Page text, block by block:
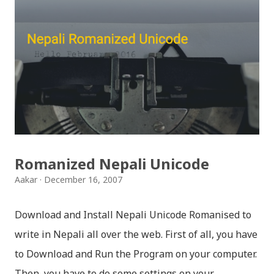
Download Patriotic Nepali Song: जहाँ छन् बुध्दका आँखा /
jaha chhan buddha ka aakha - bhaktaraj acharya
Download Patriotic Nepali Song: नेपालले के गर्यो मलाई, भन्न
छोडिदेउ Download: रातो र चन्द्र सुर्य / raato ra chandra
surya (रचनाकार: गोपाल प्रसाद रिमाल, गायक: फत्तेमान, संगीत:
अम्बर गुरुङ) Download: सयथरि बाजा एउटै ताल / saya thari
मरेपनि मेरो देश बाँचिराखोस / ma marepan...
Romanized Nepali Unicode
Aakar December 16, 2007
Download and Install Nepali Unicode Romanised to
write in Nepali all over the web. First of all, you have
to Download and Run the Program on your computer.